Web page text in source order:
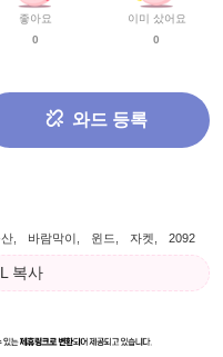
좋아요
0
이미 샀어요
0
와드 등록
바람막이 윈드 자켓 2092
복사